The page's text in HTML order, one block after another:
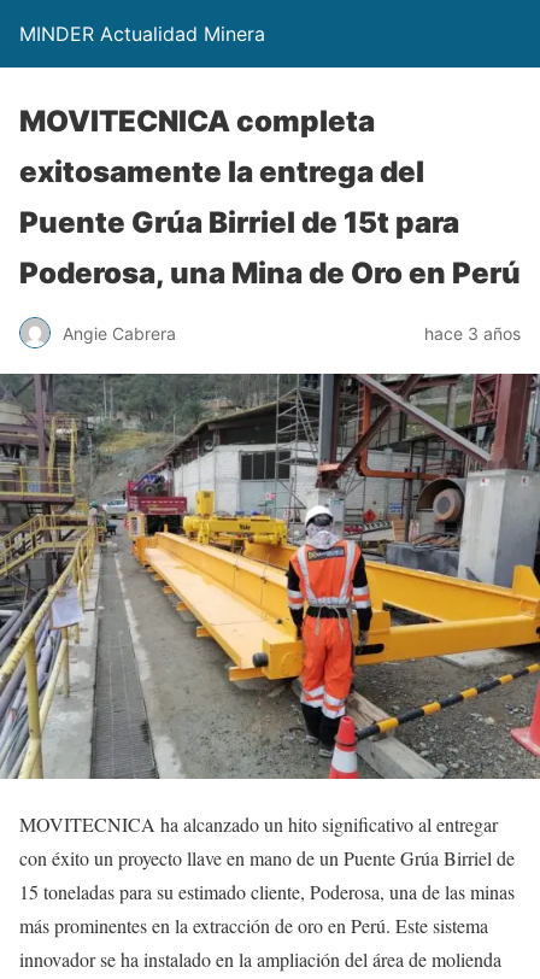
MINDER Actualidad Minera
MOVITECNICA completa
exitosamente la entrega del
Puente Grúa Birriel de 15t para
Poderosa, una Mina de Oro en Perú
Angie Cabrera hace 3 años
MOVITECNICA ha alcanzado un hito significativo al entregar
con éxito un proyecto llave en mano de un Puente Grúa Birriel de
15 toneladas para su estimado cliente, Poderosa, una de las minas
más prominentes en la extracción de oro en Perú. Este sistema
innovador se ha instalado en la ampliación del área de molienda